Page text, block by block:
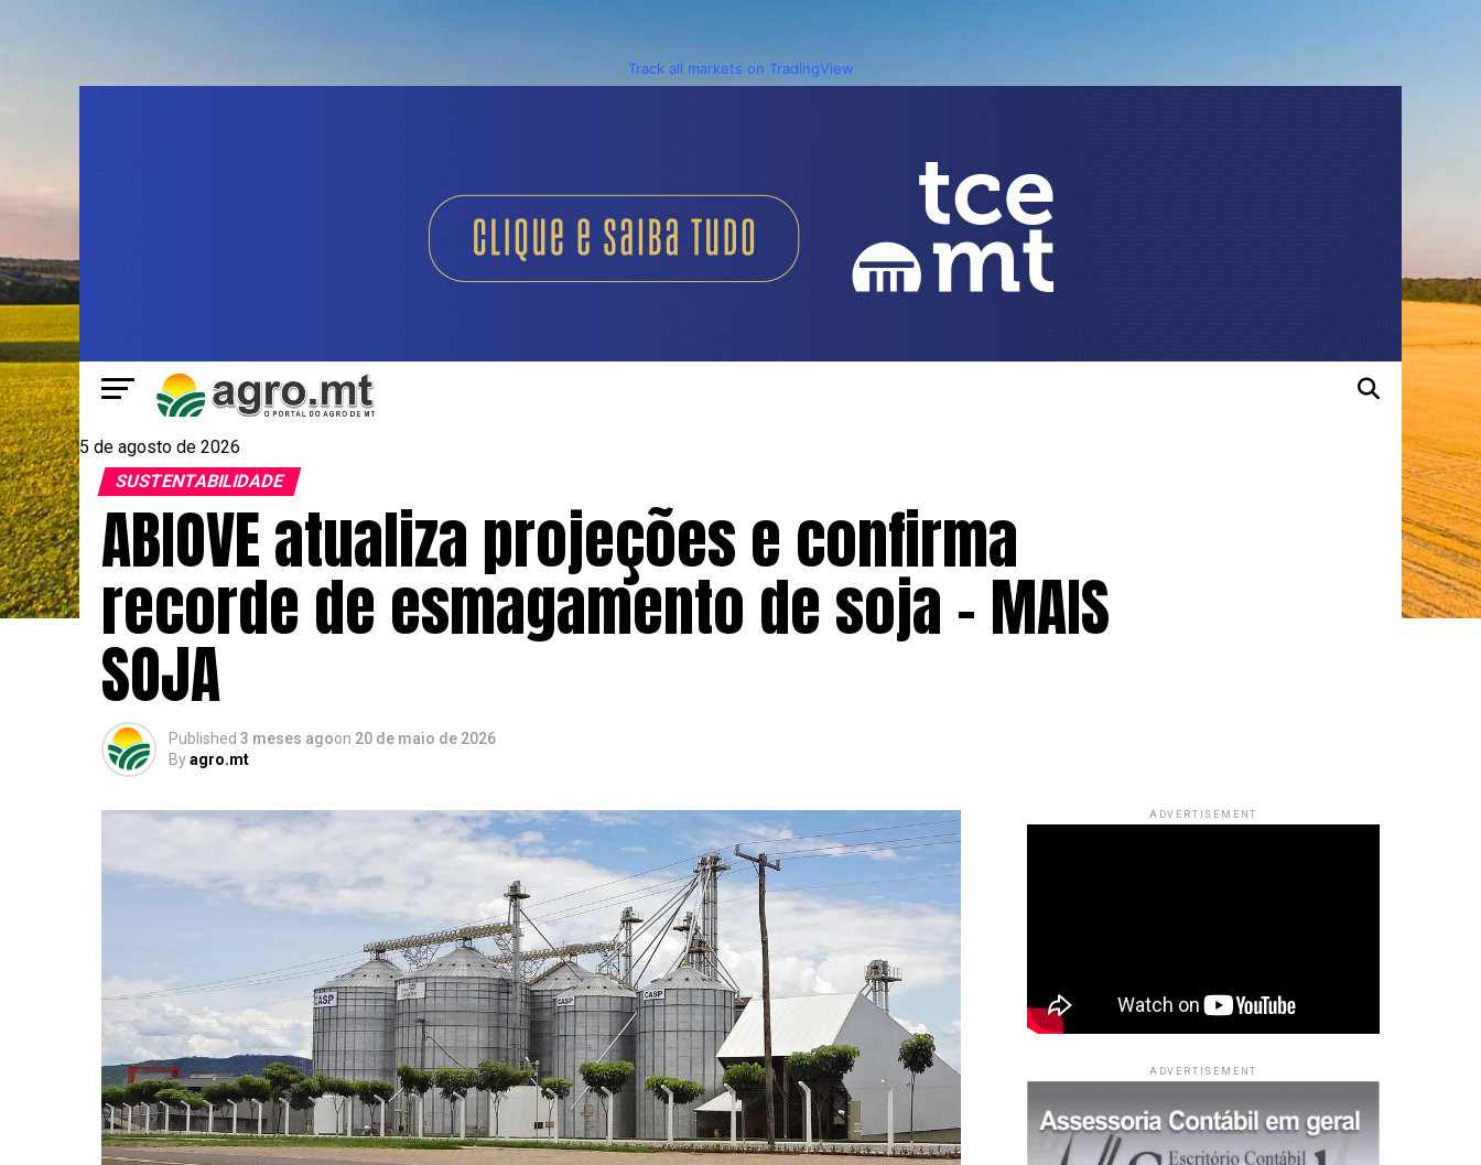
Track all markets on TradingView
5 de agosto de 2026
SUSTENTABILIDADE
ABIOVE atualiza projeções e confirma
recorde de esmagamento de soja – MAIS
SOJA
Published 3 meses agoon 20 de maio de 2026
Byagro.mt
ADVERTISEMENT
ADVERTISEMENT